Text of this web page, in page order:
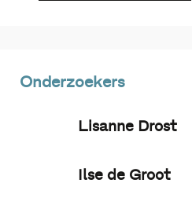
Onderzoekers
Lisanne Drost
Ilse de Groot